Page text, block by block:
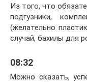
Из того, что
подгузники,
(желательно
случай, бахилы для
08:32
Можно сказать,